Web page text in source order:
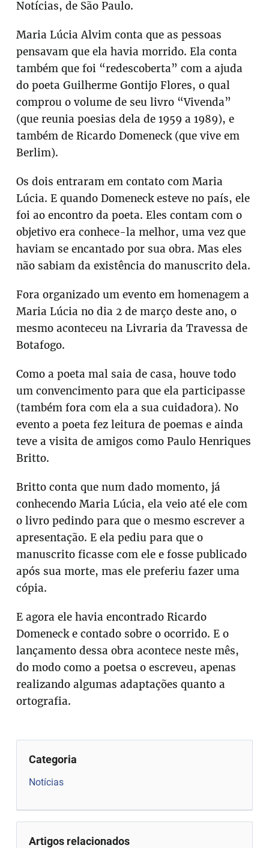
Notícias, de São Paulo.
Maria Lúcia Alvim conta que as pessoas
pensavam que ela havia morrido. Ela conta
também que foi “redescoberta” com a ajuda
do poeta Guilherme Gontijo Flores, o qual
comprou o volume de seu livro “Vivenda”
(que reunia poesias dela de 1959 a 1989), e
também de Ricardo Domeneck (que vive em
Berlim).
Os dois entraram em contato com Maria
Lúcia. E quando Domeneck esteve no país, ele
foi ao encontro da poeta. Eles contam com o
objetivo era conhece-la melhor, uma vez que
haviam se encantado por sua obra. Mas eles
não sabiam da existência do manuscrito dela.
Fora organizado um evento em homenagem a
Maria Lúcia no dia 2 de março deste ano, o
mesmo aconteceu na Livraria da Travessa de
Botafogo.
Como a poeta mal saia de casa, houve todo
um convencimento para que ela participasse
(também fora com ela a sua cuidadora). No
evento a poeta fez leitura de poemas e ainda
teve a visita de amigos como Paulo Henriques
Britto.
Britto conta que num dado momento, já
conhecendo Maria Lúcia, ela veio até ele com
o livro pedindo para que o mesmo escrever a
apresentação. E ela pediu para que o
manuscrito ficasse com ele e fosse publicado
após sua morte, mas ele preferiu fazer uma
cópia.
E agora ele havia encontrado Ricardo
Domeneck e contado sobre o ocorrido. E o
lançamento dessa obra acontece neste mês,
do modo como a poetsa o escreveu, apenas
realizando algumas adaptações quanto a
ortografia.
Categoria
Notícias
Artigos relacionados